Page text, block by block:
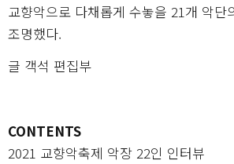
교향악으로 다채롭게 수놓을 21개 악단
조명했다.
글 객석 편집부
CONTENTS
2021 교향악축제 악장 22인 인터뷰